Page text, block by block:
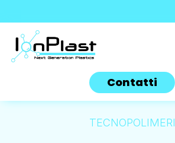
Contatti
TECNOPOLIMERI